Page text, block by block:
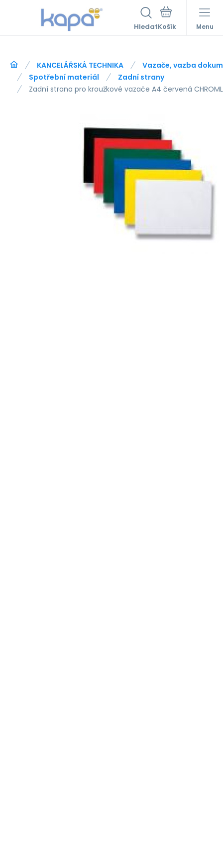
Hledat Menu
KANCELÁŘSKÁ TECHNIKA
Vazače, vazba
Spotřební materiál
Zadní strany
Zadní strana pro kroužkové vazače A4 červená